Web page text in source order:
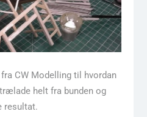
CW Modelling til hvordan
helt fra bunden og
resultat.